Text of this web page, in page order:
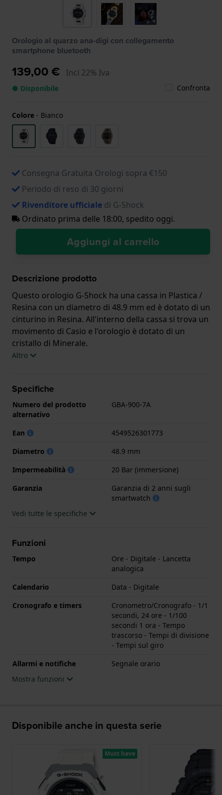
Orologio al quarzo ana-digi con collegamento
smartphone bluetooth
139,00 € Incl 22% Iva
● Disponibile Confronta
Colore - Bianco
Consegna Gratuita Orologi sopra €150
Periodo di reso di 30 giorni
Rivenditore ufficiale di G-Shock
Ordinato prima delle 18:00, spedito oggi.
Aggiungi al carrello
Descrizione prodotto
Questo orologio G-Shock ha una cassa in Plastica /
Resina con un diametro di 48.9 mm ed è dotato di un
cinturino in Resina. All'interno della cassa si trova un
movimento di Casio e l'orologio è dotato di un
cristallo di Minerale.
fornito con
Garanzia di 2 anni sugli smartwatch
.
.
Altro
Specifiche
Numero del prodotto
alternativo
GBA-900-7A
Ean
4549526301773
Diametro
48.9 mm
Impermeabilità
20 Bar (immersione)
Garanzia
Garanzia di 2 anni sugli
smartwatch
Vedi tutte le specifiche
Funzioni
Tempo
Ore - Digitale - Lancetta
analogica
Calendario
Data - Digitale
Cronografo e timers
Cronometro/Cronografo - 1/1
secondi, 24 ore - 1/100
secondi 1 ora - Tempo
trascorso - Tempi di divisione
- Tempi sul giro
Allarmi e notifiche
Segnale orario
Mostra funzioni
Disponibile anche in questa serie
Must have